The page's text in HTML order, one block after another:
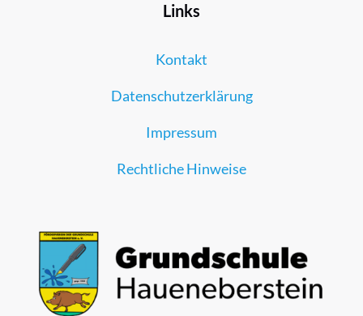
Links
Kontakt
Datenschutzerklärung
Impressum
Rechtliche Hinweise